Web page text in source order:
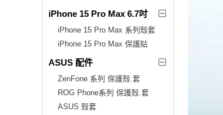
iPhone 15 Pro Max 6.7吋
iPhone 15 Pro Max 系列殼套
iPhone 15 Pro Max 保護貼
ASUS 配件
ZenFone 系列 保護殼.套
ROG Phone系列 保護殼.套
ASUS 殼套